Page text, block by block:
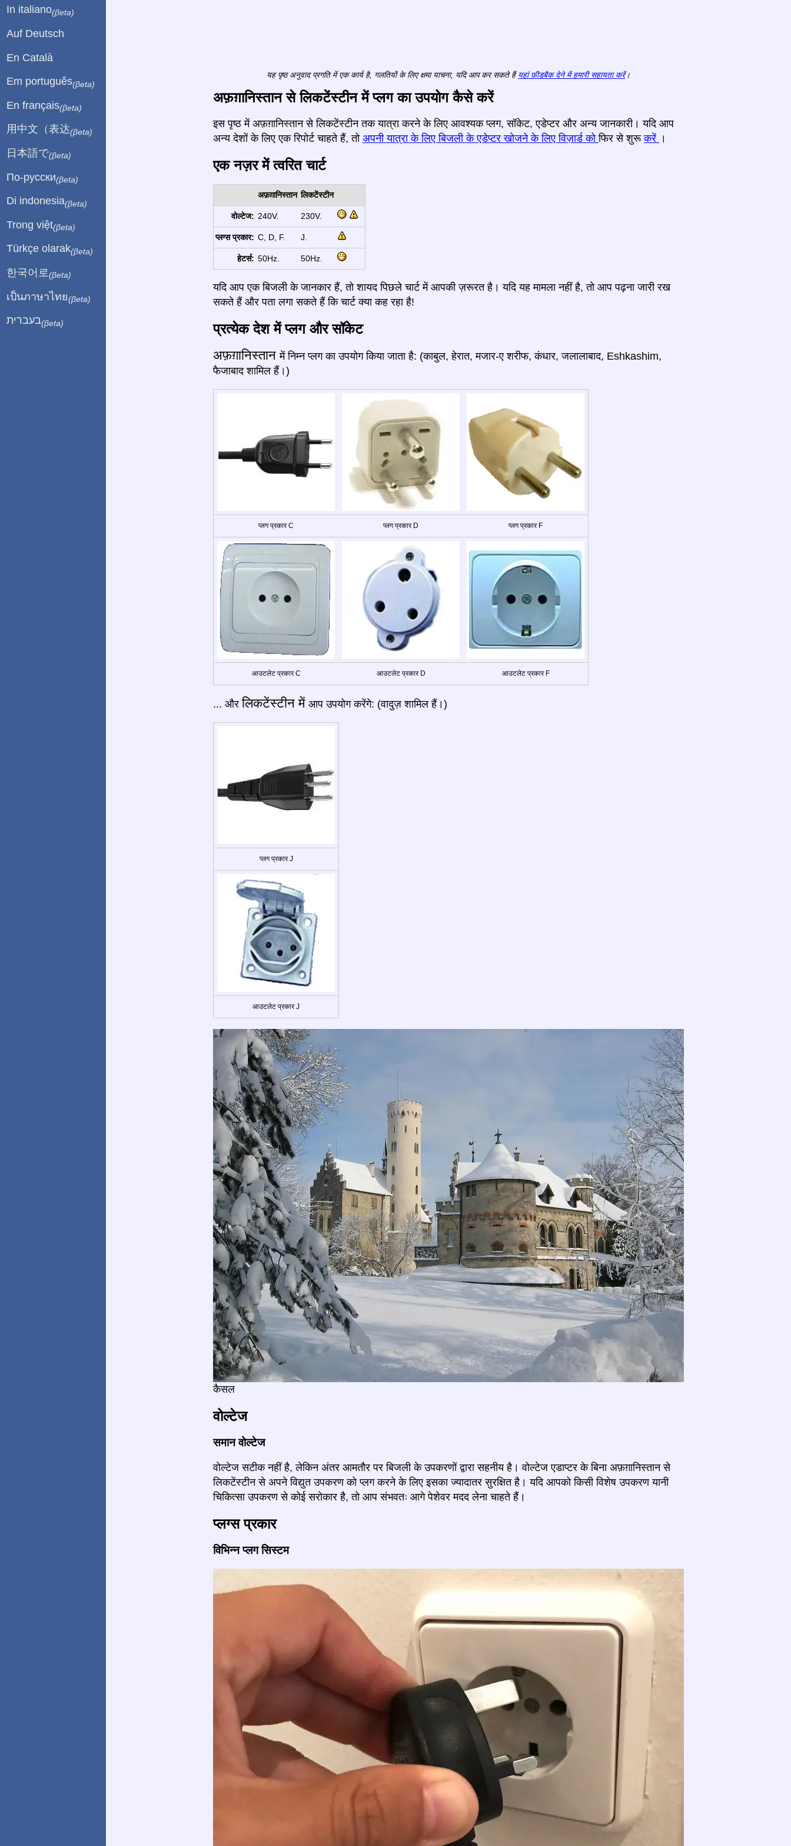
यह पृष्ठ अनुवाद प्रगति में एक कार्य है, गलतियों के लिए क्षमा याचना, यदि आप कर सकते हैं यहां फ़ीडबैक देने में हमारी सहायता करें।
अफ़ग़ानिस्तान से लिकटेंस्टीन में प्लग का उपयोग कैसे करें
इस पृष्ठ में अफ़ग़ानिस्तान से लिकटेंस्टीन तक यात्रा करने के लिए आवश्यक प्लग, सॉकेट, एडेप्टर और अन्य जानकारी। यदि आप
अन्य देशों के लिए एक रिपोर्ट चाहते हैं, तो अपनी यात्रा के लिए बिजली के एडेप्टर खोजने के लिए विज़ार्ड कोफिर से शुरूकरें ।
एक नज़र में त्वरित चार्ट
अफ़ग़ानिस्तान लिकटेंस्टीन
वोल्टेज: 240V. 230V.
प्लग्स प्रकार: C, D, F. J.
हेटर्स: 50Hz. 50Hz.
यदि आप एक बिजली के जानकार हैं, तो शायद पिछले चार्ट में आपकी ज़रूरत है। यदि यह मामला नहीं है, तो आप पढ़ना जारी रख
सकते हैं और पता लगा सकते हैं कि चार्ट क्या कह रहा है!
प्रत्येक देश में प्लग और सॉकेट
अफ़ग़ानिस्तानमें निम्न प्लग का उपयोग किया जाता है: (काबुल, हेरात, मजार-ए शरीफ, कंधार, जलालाबाद, Eshkashim,
फैजाबाद शामिल हैं।)
प्लग प्रकार C प्लग प्रकार D प्लग प्रकार F
आउटलेट प्रकार C आउटलेट प्रकार D आउटलेट प्रकार F
... औरलिकटेंस्टीन में आप उपयोग करेंगे: (वादुज़ शामिल हैं।)
प्लग प्रकार J
आउटलेट प्रकार J
कैसल
वोल्टेज
समान वोल्टेज
वोल्टेज सटीक नहीं है, लेकिन अंतर आमतौर पर बिजली के उपकरणों द्वारा सहनीय है। वोल्टेज एडाप्टर के बिना अफ़ग़ानिस्तान से
लिकटेंस्टीन से अपने विद्युत उपकरण को प्लग करने के लिए इसका ज्यादातर सुरक्षित है। यदि आपको किसी विशेष उपकरण यानी
चिकित्सा उपकरण से कोई सरोकार है, तो आप संभवतः आगे पेशेवर मदद लेना चाहते हैं।
प्लग्स प्रकार
विभिन्न प्लग सिस्टम
In italiano(βeta)
Auf Deutsch
En Català
Em português(βeta)
En français(βeta)
用中文（表达(βeta)
日本語で(βeta)
По-русски(βeta)
Di indonesia(βeta)
Trong việt(βeta)
Türkçe olarak(βeta)
한국어로 (βeta)
เป็นภาษาไทย(βeta)
בעברית(βeta)